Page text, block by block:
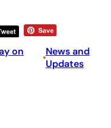
on
•News and
Updates